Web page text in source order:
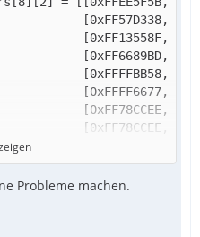
Probleme machen.